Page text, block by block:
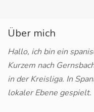
Über mich
Hallo, ich bin ein
Kurzem nach
in der Kreisliga. In
lokaler Ebene gespielt.